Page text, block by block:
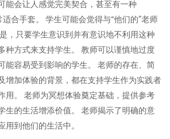
能会让人感觉完美契合，甚至有一种
适合手套。 学生可能会觉得与“他们的”老师
，只要学生意识到并有意识地不利用这种
种方式来支持学生。 教师可以谨慎地过度
能容易受到影响的学生。 老师的存在、简
增加体验的背景，都在支持学生作为实践者
用。 老师为冥想体验奠定基础，提供参考
生的生活增添价值。 老师揭示了明确的意
用到他们的生活中。